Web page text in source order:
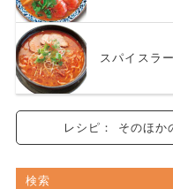
スパイスラ
検索